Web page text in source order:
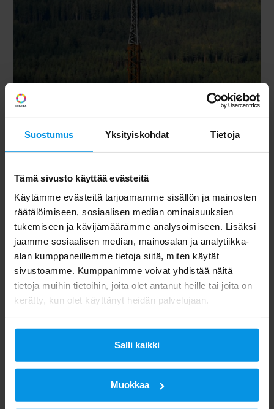
Suostumus Yksityiskohdat Tietoja
Tämä sivusto käyttää evästeitä
Käytämme evästeitä tarjoamamme sisällön ja mainosten
räätälöimiseen, sosiaalisen median ominaisuuksien
tukemiseen ja kävijämäärämme analysoimiseen. Lisäksi
jaamme sosiaalisen median, mainosalan ja analytiikka-
alan kumppaneillemme tietoja siitä, miten käytät
sivustoamme. Kumppanimme voivat yhdistää näitä
tietoja muihin tietoihin, joita olet antanut heille tai joita on
kerätty, kun olet käyttänyt heidän palvelujaan.
Salli kaikki
Muokkaa